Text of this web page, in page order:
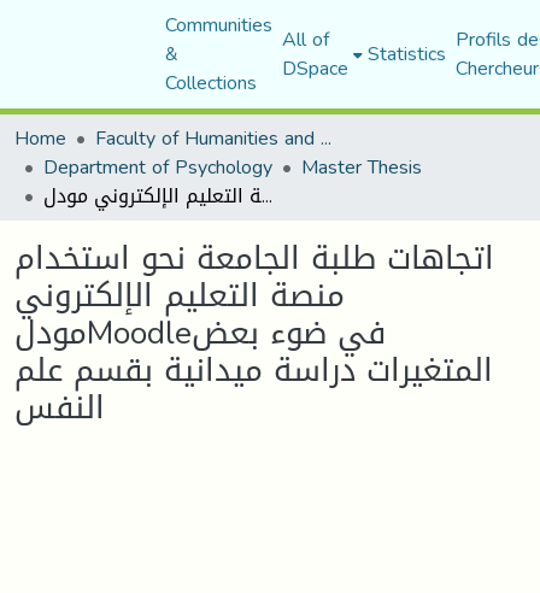
Communities
&
Collections
All of
DSpace Statistics Profils
Home
Faculty of Humanities and Social Sciences
Department of Psychology Master Thesis
اتجاهات طلبة الجامعة نحو استخدام منصة التعليم الإلكتروني مودلMoodleفي ضوء بعض المتغيرات دراسة ميدانية بقسم علم النفس
اتجاهات طلبة الجامعة نحو استخدام
منصة التعليم الإلكتروني
مودلMoodleفي ضوء بعض
المتغيرات دراسة ميدانية بقسم علم
النفس